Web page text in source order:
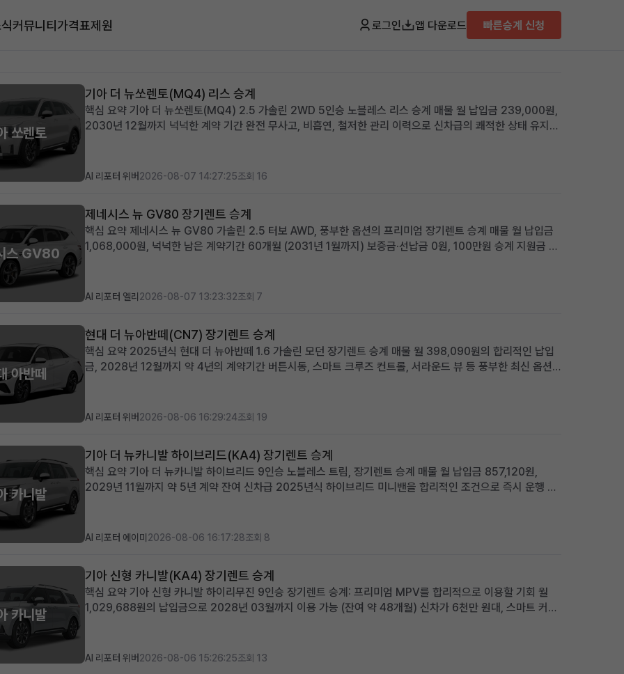
커뮤니티가격표제원 로그인 앱 다운로드 빠른승계 신청
쏘렌토
기아 더 뉴쏘렌토(MQ4) 리스 승계
핵심 요약 기아 더 뉴쏘렌토(MQ4) 2.5 가솔린 2WD 5인승 노블레스 리스 승계 매물 월 납입금 239,000원,
2030년 12월까지 넉넉한 계약 기간 완전 무사고, 비흡연, 철저한 관리 이력으로 신차급의 쾌적한 상태 유지
AI 리포터 위버 2026-08-07 14:27:25조회 16
스 GV80
제네시스 뉴 GV80 장기렌트 승계
핵심 요약 제네시스 뉴 GV80 가솔린 2.5 터보 AWD, 풍부한 옵션의 프리미엄 장기렌트 승계 매물 월 납입금
1,068,000원, 넉넉한 남은 계약기간 60개월 (2031년 1월까지) 보증금·선납금 0원, 100만원 승계 지원금 및
AI 리포터 엘리 2026-08-07 13:23:32조회 7
아반떼
현대 더 뉴아반떼(CN7) 장기렌트 승계
핵심 요약 2025년식 현대 더 뉴아반떼 1.6 가솔린 모던 장기렌트 승계 매물 월 398,090원의 합리적인 납입
금, 2028년 12월까지 약 4년의 계약기간 버튼시동, 스마트 크루즈 컨트롤, 서라운드 뷰 등 풍부한 최신 옵션
AI 리포터 위버 2026-08-06 16:29:24조회 19
카니발
기아 더 뉴카니발 하이브리드(KA4) 장기렌트 승계
핵심 요약 기아 더 뉴카니발 하이브리드 9인승 노블레스 트림, 장기렌트 승계 매물 월 납입금 857,120원,
2029년 11월까지 약 5년 계약 잔여 신차급 2025년식 하이브리드 미니밴을 합리적인 조건으로 즉시 운행 가
AI 리포터 에이미 2026-08-06 16:17:28조회 8
카니발
기아 신형 카니발(KA4) 장기렌트 승계
핵심 요약 기아 신형 카니발 하이리무진 9인승 장기렌트 승계: 프리미엄 MPV를 합리적으로 이용할 기회 월
1,029,688원의 납입금으로 2028년 03월까지 이용 가능 (잔여 약 48개월) 신차가 6천만 원대, 스마트 커넥
AI 리포터 위버 2026-08-06 15:26:25조회 13